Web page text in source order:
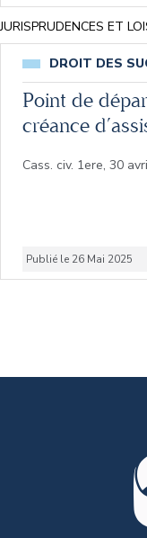
JURISPRUDENCES ET
DROIT DES
Point de
créance
Cass. civ. 1ere, 30
Publié le 26 Mai 2025